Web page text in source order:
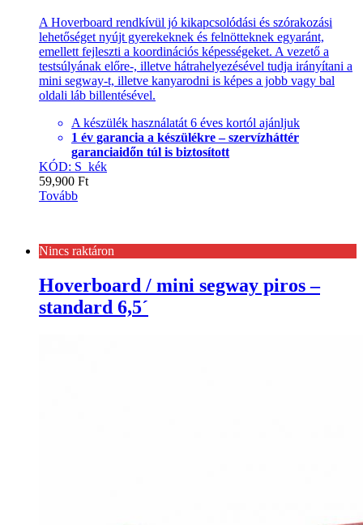
A Hoverboard rendkívül jó kikapcsolódási és szórakozási
lehetőséget nyújt gyerekeknek és felnötteknek egyaránt,
emellett fejleszti a koordinációs képességeket. A vezető a
testsúlyának előre-, illetve hátrahelyezésével tudja irányítani a
mini segway-t, illetve kanyarodni is képes a jobb vagy bal
oldali láb billentésével.
A készülék használatát 6 éves kortól ajánljuk
1 év garancia a készülékre – szervízháttér
garanciaidőn túl is biztosított
KÓD: S_kék
59,900 Ft
Tovább
Nincs raktáron
Hoverboard / mini segway piros –
standard 6,5´